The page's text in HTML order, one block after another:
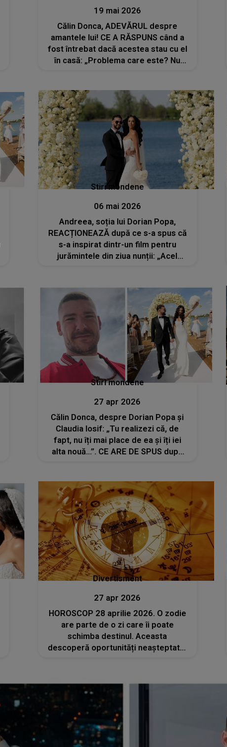
19 mai 2026
Călin Donca, ADEVĂRUL despre
amantele lui! CE A RĂSPUNS când a
fost întrebat dacă acestea stau cu el
în casă: „Problema care este? Nu
Stiri mondene
06 mai 2026
Andreea, soția lui Dorian Popa,
REACȚIONEAZĂ după ce s-a spus că
s-a inspirat dintr-un film pentru
jurămintele din ziua nunții: „Acel
Stiri mondene
27 apr 2026
Călin Donca, despre Dorian Popa și
Claudia Iosif: „Tu realizezi că, de
fapt, nu îți mai place de ea și îți iei
alta nouă...”. CE ARE DE SPUS după
Divertisment
27 apr 2026
HOROSCOP 28 aprilie 2026. O zodie
are parte de o zi care îi poate
schimba destinul. Aceasta
descoperă oportunități neașteptate,